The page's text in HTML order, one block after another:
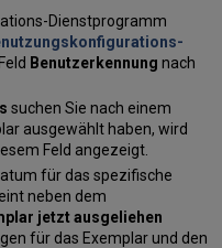
Dienstprogramm
Benutzerkennung nach
suchen Sie nach einem
ausgewählt haben, wird
Feld angezeigt.
für das spezifische
neben dem
jetzt ausgeliehen
für das Exemplar und den